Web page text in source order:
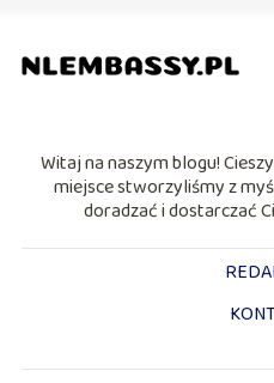
Witaj na naszym blogu!
miejsce stworzyliśmy z
doradzać i dostarczać